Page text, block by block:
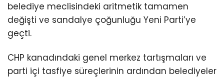
belediye meclisindeki aritmetik tamamen
değişti ve sandalye çoğunluğu Yeni Parti’ye
geçti.
CHP kanadındaki genel merkez tartışmaları ve
parti içi tasfiye süreçlerinin ardından belediyeler